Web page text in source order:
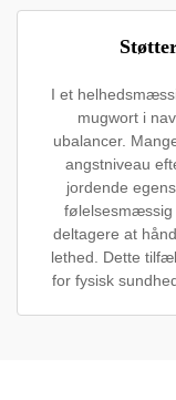
I et
mugwort i
ubalancer.
angstniveau
jordende
følelsesmæssig
deltagere at
lethed. Dette
for fysisk